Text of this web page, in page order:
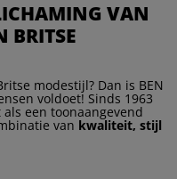
VAN
BRITSE
modestijl? Dan is BEN
voldoet! Sinds 1963
als een toonaangevend
van kwaliteit, stijl